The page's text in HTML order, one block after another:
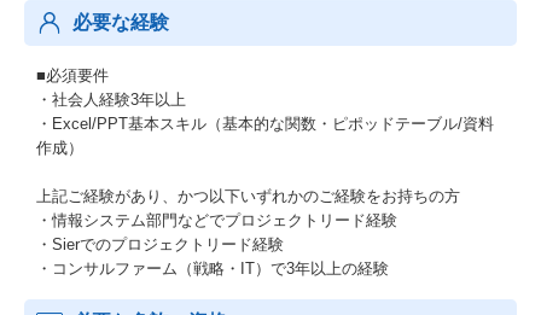
必要な経験
■必須要件
・社会人経験3年以上
・Excel/PPT基本スキル（基本的な関数・ピポッドテーブル/資料
作成）
上記ご経験があり、かつ以下いずれかのご経験をお持ちの方
・情報システム部門などでプロジェクトリード経験
・Sierでのプロジェクトリード経験
・コンサルファーム（戦略・IT）で3年以上の経験